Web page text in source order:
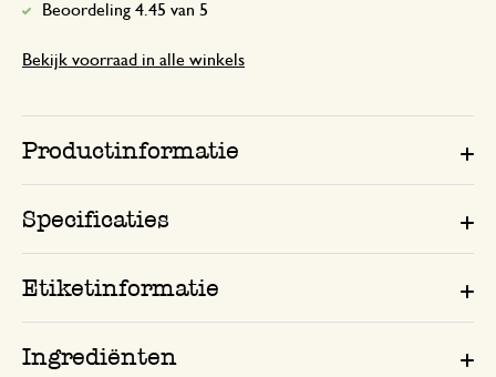
Beoordeling 4.45 van 5
Bekijk voorraad in alle winkels
Productinformatie
Specificaties
Etiketinformatie
Ingrediënten